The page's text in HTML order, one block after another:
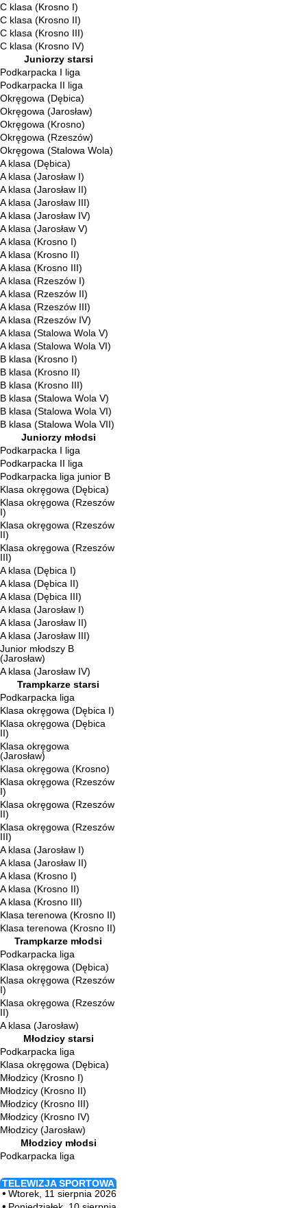
C klasa (Krosno I)
C klasa (Krosno II)
C klasa (Krosno III)
C klasa (Krosno IV)
Juniorzy starsi
Podkarpacka I liga
Podkarpacka II liga
Okręgowa (Dębica)
Okręgowa (Jarosław)
Okręgowa (Krosno)
Okręgowa (Rzeszów)
Okręgowa (Stalowa Wola)
A klasa (Dębica)
A klasa (Jarosław I)
A klasa (Jarosław II)
A klasa (Jarosław III)
A klasa (Jarosław IV)
A klasa (Jarosław V)
A klasa (Krosno I)
A klasa (Krosno II)
A klasa (Krosno III)
A klasa (Rzeszów I)
A klasa (Rzeszów II)
A klasa (Rzeszów III)
A klasa (Rzeszów IV)
A klasa (Stalowa Wola V)
A klasa (Stalowa Wola VI)
B klasa (Krosno I)
B klasa (Krosno II)
B klasa (Krosno III)
B klasa (Stalowa Wola V)
B klasa (Stalowa Wola VI)
B klasa (Stalowa Wola VII)
Juniorzy młodsi
Podkarpacka I liga
Podkarpacka II liga
Podkarpacka liga junior B
Klasa okręgowa (Dębica)
Klasa okręgowa (Rzeszów
I)
Klasa okręgowa (Rzeszów
II)
Klasa okręgowa (Rzeszów
III)
A klasa (Dębica I)
A klasa (Dębica II)
A klasa (Dębica III)
A klasa (Jarosław I)
A klasa (Jarosław II)
A klasa (Jarosław III)
Junior młodszy B
(Jarosław)
A klasa (Jarosław IV)
Trampkarze starsi
Podkarpacka liga
Klasa okręgowa (Dębica I)
Klasa okręgowa (Dębica
II)
Klasa okręgowa
(Jarosław)
Klasa okręgowa (Krosno)
Klasa okręgowa (Rzeszów
I)
Klasa okręgowa (Rzeszów
II)
Klasa okręgowa (Rzeszów
III)
A klasa (Jarosław I)
A klasa (Jarosław II)
A klasa (Krosno I)
A klasa (Krosno II)
A klasa (Krosno III)
Klasa terenowa (Krosno II)
Klasa terenowa (Krosno II)
Trampkarze młodsi
Podkarpacka liga
Klasa okręgowa (Dębica)
Klasa okręgowa (Rzeszów
I)
Klasa okręgowa (Rzeszów
II)
A klasa (Jarosław)
Młodzicy starsi
Podkarpacka liga
Klasa okręgowa (Dębica)
Młodzicy (Krosno I)
Młodzicy (Krosno II)
Młodzicy (Krosno III)
Młodzicy (Krosno IV)
Młodzicy (Jarosław)
Młodzicy młodsi
Podkarpacka liga
TELEWIZJA SPORTOWA
Wtorek, 11 sierpnia 2026